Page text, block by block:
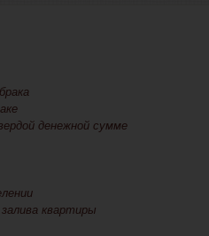
денежной сумме
квартиры